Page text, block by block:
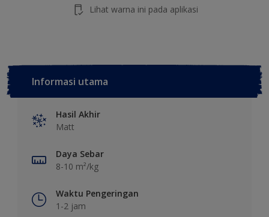
Lihat warna ini pada aplikasi
Informasi utama
Hasil Akhir
Matt
Daya Sebar
8-10 m²/kg
Waktu Pengeringan
1-2 jam